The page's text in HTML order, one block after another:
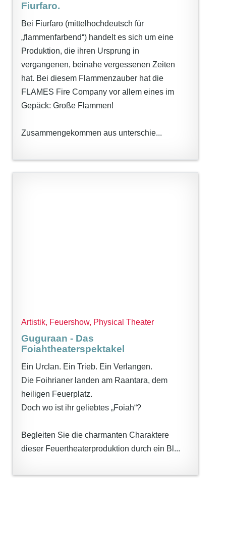
Fiurfaro.
Bei Fiurfaro (mittelhochdeutsch für
„flammenfarbend“) handelt es sich um eine
Produktion, die ihren Ursprung in
vergangenen, beinahe vergessenen Zeiten
hat. Bei diesem Flammenzauber hat die
FLAMES Fire Company vor allem eines im
Gepäck: Große Flammen!
Zusammengekommen aus unterschie...
Artistik, Feuershow, Physical Theater
Guguraan - Das
Foiahtheaterspektakel
Ein Urclan. Ein Trieb. Ein Verlangen.
Die Foihrianer landen am Raantara, dem
heiligen Feuerplatz.
Doch wo ist ihr geliebtes „Foiah“?
Begleiten Sie die charmanten Charaktere
dieser Feuertheaterproduktion durch ein Bl...